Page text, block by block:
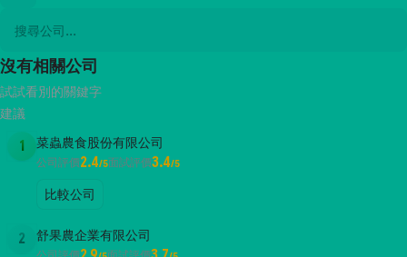
沒有相關公司
試試看別的關鍵字
建議
1 菜蟲農食股份有限公司
公司評價2.4/5面試評價3.4/5
比較公司
2 舒果農企業有限公司